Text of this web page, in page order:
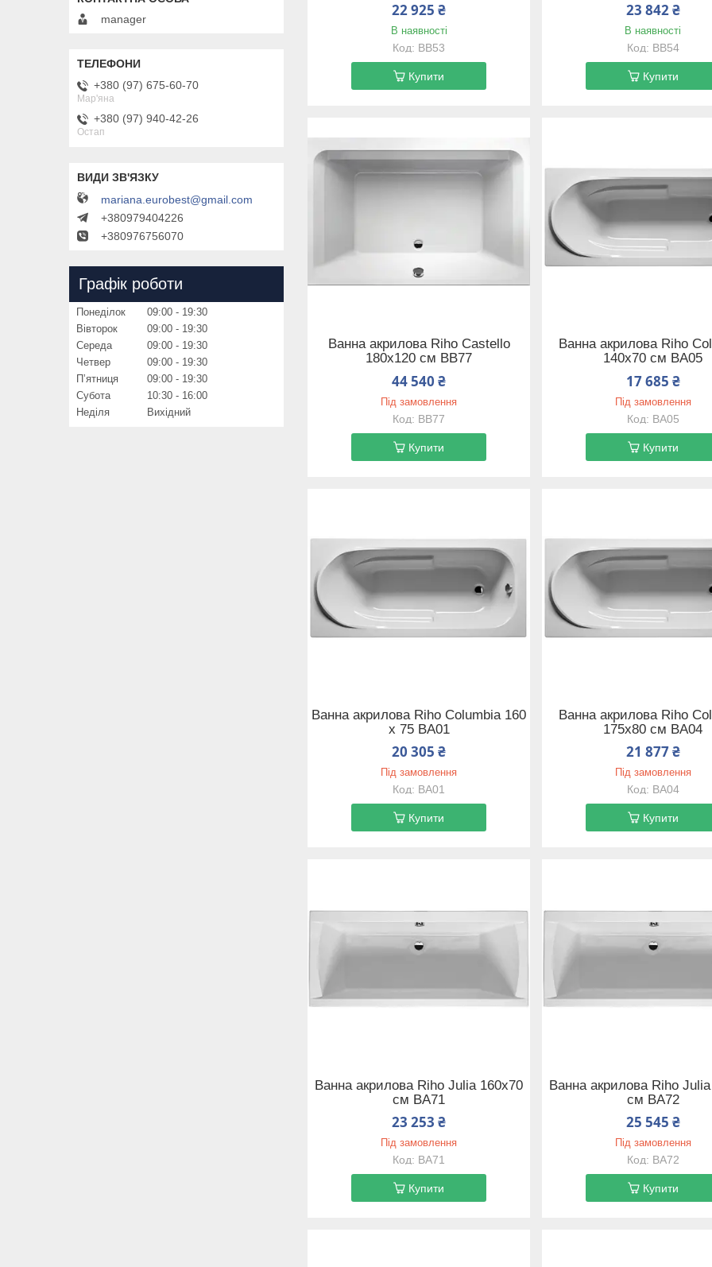
22 925 ₴
В наявності
BB53
Купити
23 842 ₴
В наявності
BB54
Купити
Ванна акрилова Riho Castello
180x120 см BB77
44 540 ₴
Під замовлення
BB77
Купити
Ванна акрилова Riho
140x70 см BA05
17 685 ₴
Під замовлення
BA05
Купити
Ванна акрилова Riho Columbia 160
х 75 BA01
20 305 ₴
Під замовлення
BA01
Купити
Ванна акрилова Riho
175х80 см BA04
21 877 ₴
Під замовлення
BA04
Купити
Ванна акрилова Riho Julia 160x70
см BA71
23 253 ₴
Під замовлення
BA71
Купити
Ванна акрилова Riho
см BA72
25 545 ₴
Під замовлення
BA72
Купити
manager
+380 (97) 675-60-70
Мар'яна
+380 (97) 940-42-26
Остап
mariana.eurobest@gmail.com
+380979404226
+380976756070
Графік роботи
Понеділок 09:00
19:30
Вівторок
09:00
19:30
Середа
09:00
19:30
Четвер
09:00
19:30
Пʼятниця
09:00
19:30
Субота
10:30
16:00
Неділя
Вихідний